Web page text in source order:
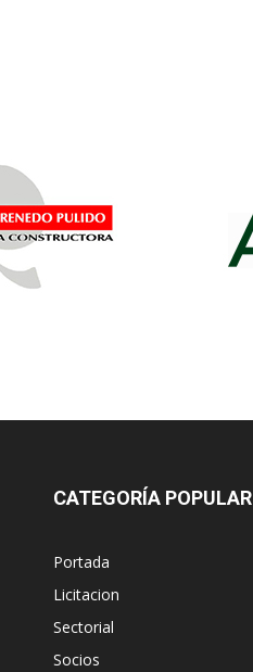
CATEGORÍA POPULAR
Portada
Licitacion
Sectorial
Socios